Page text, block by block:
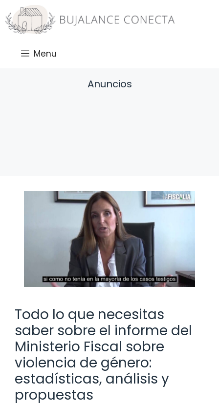
Saltar
al
contenido
Menu
Anuncios
Todo lo que necesitas
saber sobre el informe del
Ministerio Fiscal sobre
violencia de género:
estadísticas, análisis y
propuestas